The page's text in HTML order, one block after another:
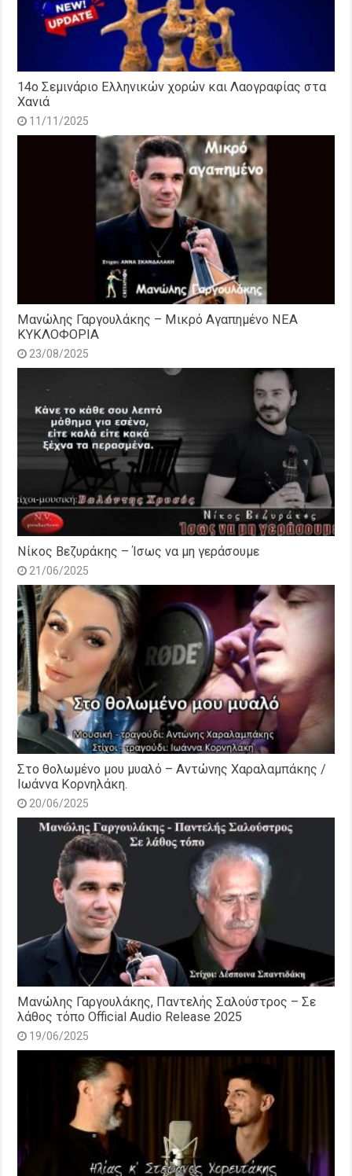
14o Σεμινάριο Ελληνικών χορών και Λαογραφίας στα
Χανιά
11/11/2025
Μανώλης Γαργουλάκης – Μικρό Αγαπημένο NEΑ
ΚΥΚΛΟΦΟΡΙΑ
23/08/2025
Νίκος Βεζυράκης – Ίσως να μη γεράσουμε
21/06/2025
Στο θολωμένο μου μυαλό – Αντώνης Χαραλαμπάκης /
Ιωάννα Κορνηλάκη.
20/06/2025
Μανώλης Γαργουλάκης, Παντελής Σαλούστρος – Σε
λάθος τόπο Official Audio Release 2025
19/06/2025